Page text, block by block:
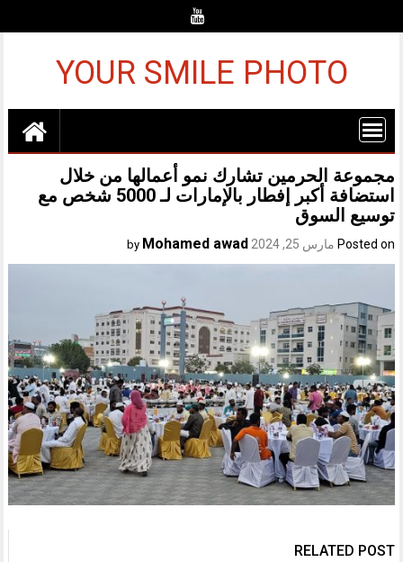
YOUR SMILE PHOTO
مجموعة الحرمين تشارك نمو أعمالها من خلال
استضافة أكبر إفطار بالإمارات لـ 5000 شخص مع
توسيع السوق
Posted on مارس 25, 2024 Mohamed awad
RELATED POST